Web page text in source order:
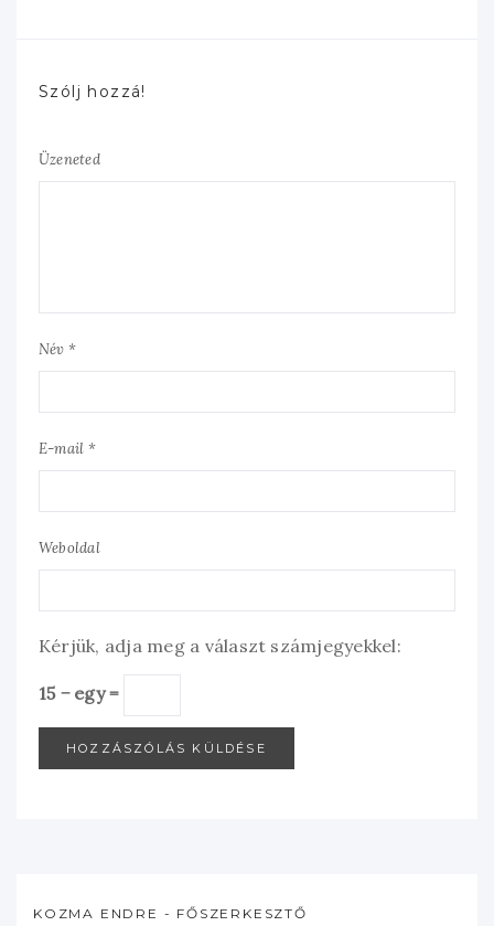
Szólj hozzá!
Üzeneted
Név *
E-mail *
Weboldal
Kérjük, adja meg a választ számjegyekkel:
15 − egy =
KOZMA ENDRE - FŐSZERKESZTŐ